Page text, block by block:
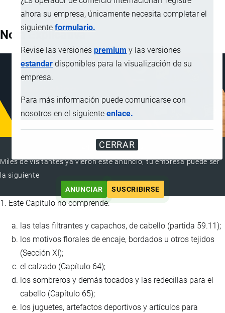
ahora su empresa, únicamente necesita completar el
siguienteformulario.
Revise las versionespremium y las versiones
estandar disponibles para la visualización de su
empresa.
Para más información puede comunicarse con
nosotros en el siguienteenlace.
CERRAR
Nota Explicativa
ANUNCIAR EMPRESA
Miles de visitantes ya vieron este anuncio, tu empresa puede ser
la siguiente
ANUNCIAR
SUSCRIBIRSE
1. Este Capítulo no comprende:
las telas filtrantes y capachos, de cabello (partida 59.11);
los motivos florales de encaje, bordados u otros tejidos
(Sección XI);
el calzado (Capítulo 64);
los sombreros y demás tocados y las redecillas para el
cabello (Capítulo 65);
los juguetes, artefactos deportivos y artículos para